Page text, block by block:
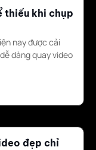
thiếu khi chụp
nay được cải
dàng quay video
đẹp chỉ